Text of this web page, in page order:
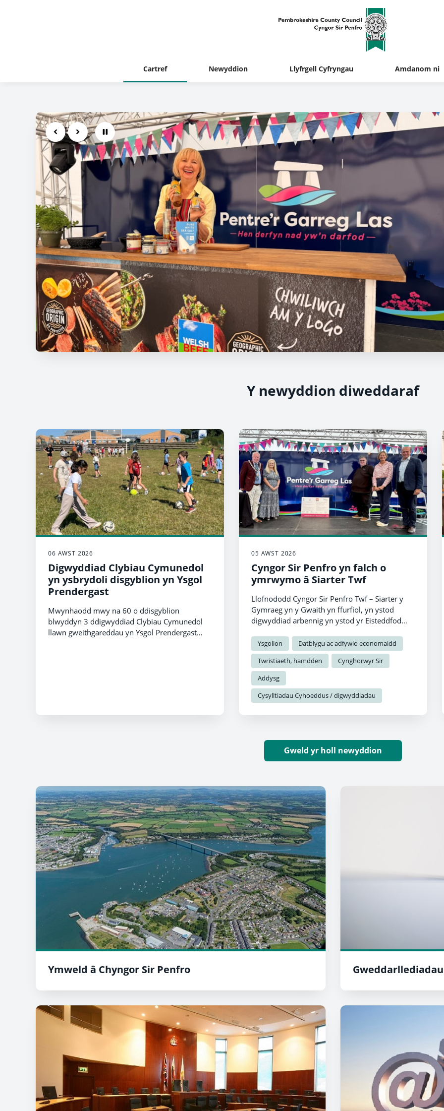
Cartref Newyddion Llyfrgell Cyfryngau Amdanom ni
Previous Next Pause
Y newyddion diweddaraf
06 AWST 2026
Digwyddiad Clybiau Cymunedol
yn ysbrydoli disgyblion yn Ysgol
Prendergast
Mwynhaodd mwy na 60 o ddisgyblion
blwyddyn 3 ddigwyddiad Clybiau Cymunedol
llawn gweithgareddau yn Ysgol Prendergast
05 AWST 2026
Cyngor Sir Penfro yn falch o
ymrwymo â Siarter Twf
Llofnododd Cyngor Sir Penfro Twf – Siarter y
Gymraeg yn y Gwaith yn ffurfiol, yn ystod
digwyddiad arbennig yn ystod yr Eisteddfod
Ysgolion
Datblygu ac adfywio economaidd
Twristiaeth, hamdden
Cynghorwyr Sir
Addysg
Cysylltiadau Cyhoeddus / digwyddiadau
Gweld yr holl newyddion
Ymweld â Chyngor Sir Penfro Gweddarllediadau